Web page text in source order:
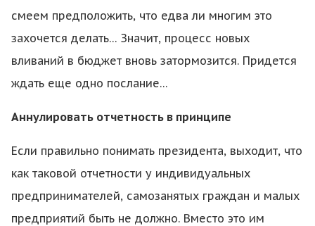
смеем предположить, что едва ли многим это
захочется делать… Значит, процесс новых
вливаний в бюджет вновь затормозится. Придется
ждать еще одно послание…
Аннулировать отчетность в принципе
Если правильно понимать президента, выходит, что
как таковой отчетности у индивидуальных
предпринимателей, самозанятых граждан и малых
предприятий быть не должно. Вместо это им